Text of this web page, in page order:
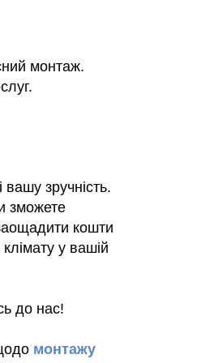
монтаж.
зручність.
зможете
кошти
у вашій
до нас!
монтажу